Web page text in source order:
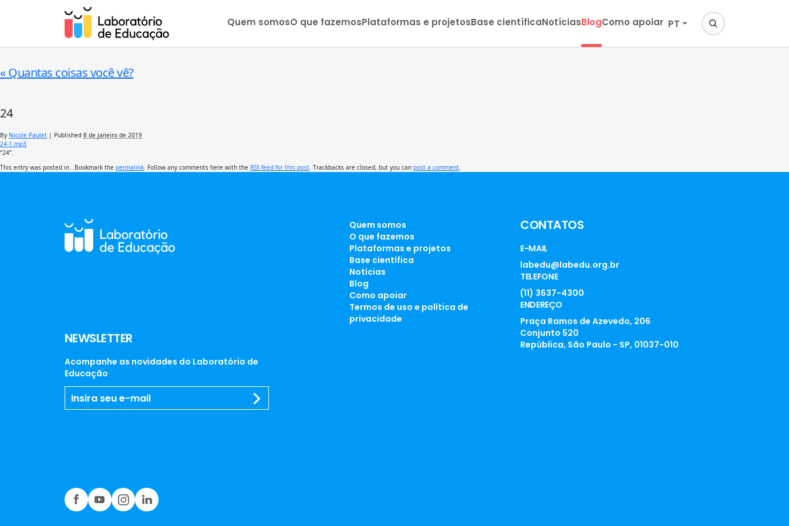
Quem somosO que fazemosPlataformas e projetosBase científicaNotíciasBlogComo apoiar PT
«Quantas coisas você vê?
24
By Nicole Paulet | Published 8 de janeiro de 2019
24-1.mp3
“24”.
This entry was posted in . Bookmark the permalink . Follow any comments here with the RSS feed for this post . Trackbacks are closed, but you can post a comment
NEWSLETTER
Acompanhe as novidades do Laboratório de
Educação
Quem somos
O que fazemos
Plataformas e projetos
Base científica
Notícias
Blog
Como apoiar
Termos de uso e política de
privacidade
CONTATOS
E-MAIL
labedu@labedu.org.br
TELEFONE
(11) 3637-4300
ENDEREÇO
Praça Ramos de Azevedo, 206
Conjunto 520
República, São Paulo - SP, 01037-010